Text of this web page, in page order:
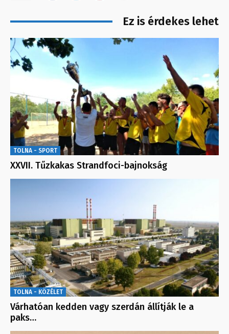
Ez is érdekes lehet
TOLNA - SPORT
XXVII. Tűzkakas Strandfoci-bajnokság
TOLNA - KÖZÉLET
Várhatóan kedden vagy szerdán állítják le a
paks…